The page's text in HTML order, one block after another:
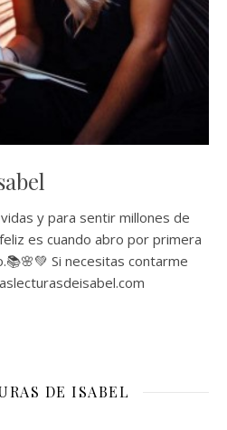
y para sentir millones de
es cuando abro por primera
Si necesitas contarme
DE ISABEL